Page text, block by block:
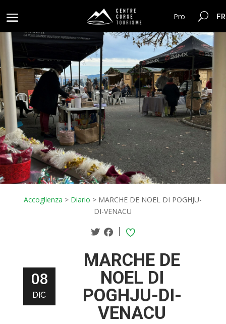
Pro
Accoglienza > Diario > MARCHE DE NOEL DI POGHJU-
DI-VENACU
|
08
DIC
MARCHE DE
NOEL DI
POGHJU-DI-
VENACU